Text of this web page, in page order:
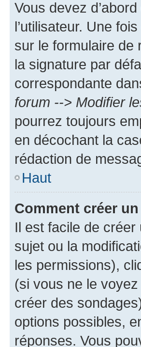
Vous devez
l’utilisateur. Une
sur le formulaire de
la signature par
correspondante
forum --> Modifier
pourrez toujours
en décochant la
rédaction de
Haut
Comment créer
Il est facile de créer
sujet ou la
les permissions),
(si vous ne le
créer des
options possibles,
réponses. Vous